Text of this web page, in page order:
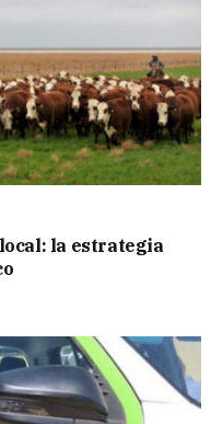
la estrategia